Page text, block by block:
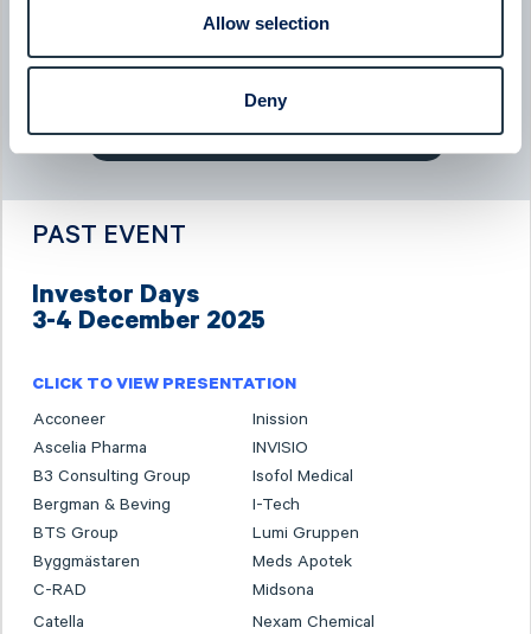
Allow selection
Deny
BTS Group - Company presentation with President & CEO
08:00
June 2026
PAST EVENT
Investor Days
3-4 December 2025
CLICK TO VIEW PRESENTATION
Acconeer
Inission
Ascelia Pharma
INVISIO
B3 Consulting Group
Isofol Medical
Bergman & Beving
I-Tech
BTS Group
Lumi Gruppen
Byggmästaren
Meds Apotek
C-RAD
Midsona
Catella
Nexam Chemical